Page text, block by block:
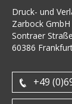
Druck- und
Zarbock GmbH
Sontraer
60386
+49